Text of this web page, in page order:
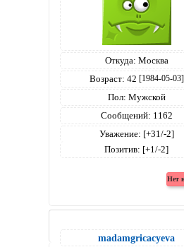
Откуда: Москва
Возраст: 42 [1984-05-03]
Пол: Мужской
Сообщений: 1162
Уважение: [+31/-2]
Позитив: [+1/-2]
madamgricacyeva